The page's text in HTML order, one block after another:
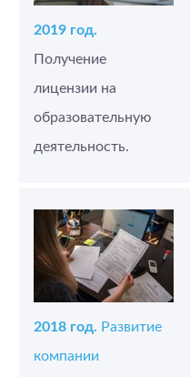
2019 год.
Получение
лицензии на
образовательную
деятельность.
2018 год. Развитие
компании